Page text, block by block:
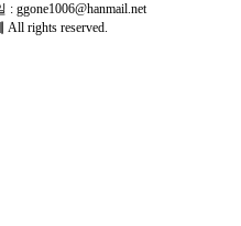
ggone1006@hanmail.net
All rights reserved.